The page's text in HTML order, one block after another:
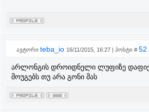
ავტორი teba_io 16/11/2015, 16:27 | პოსტი # 52
არლონგის დროიდნელი ლუფიზე
მოუგებს თუ არა გონი მას